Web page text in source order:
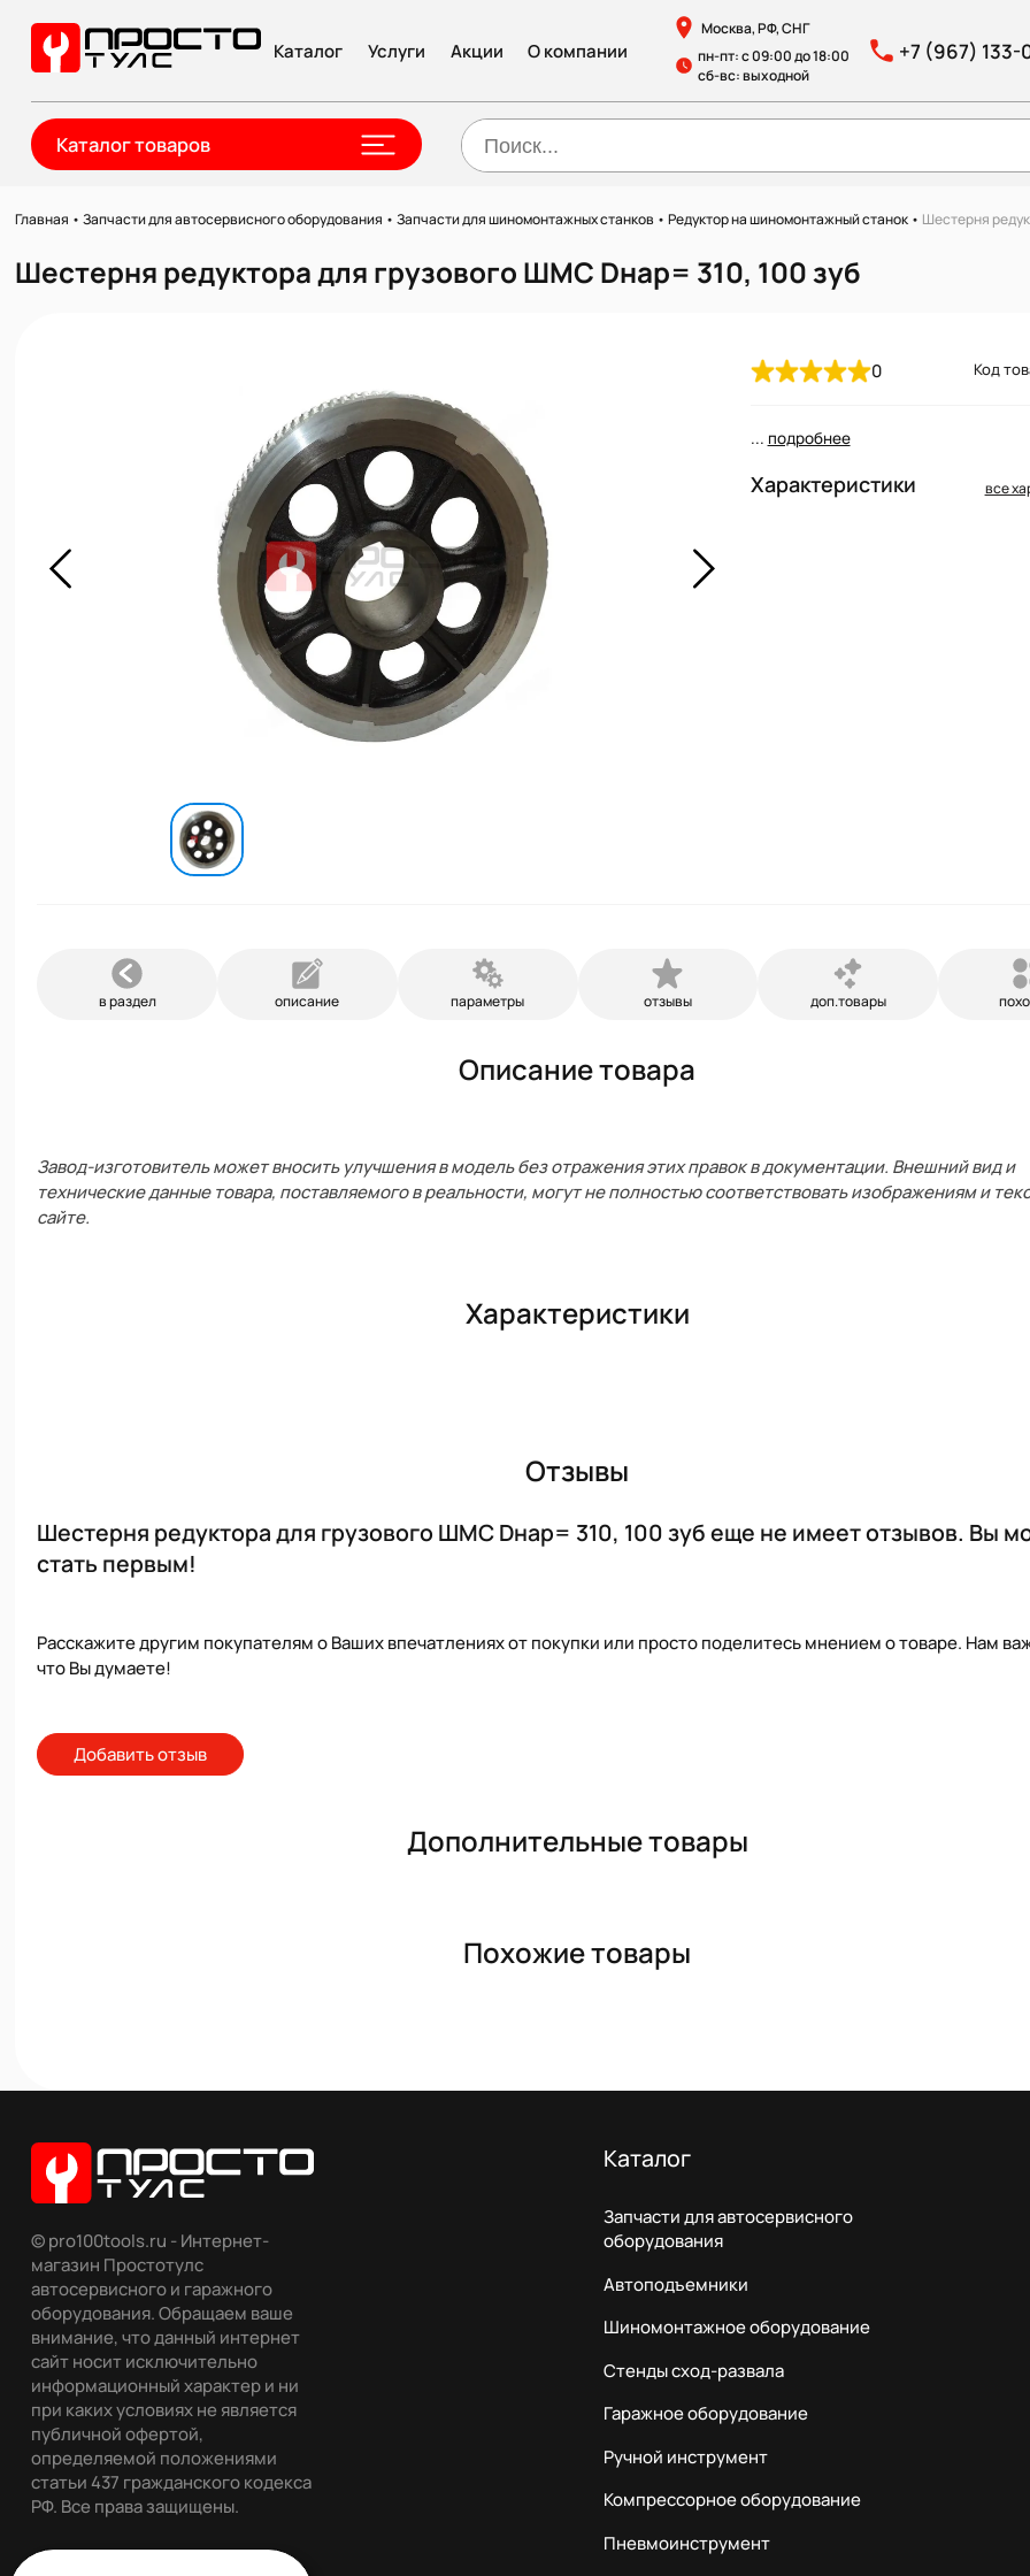
Каталог Услуги Акции О компании
Москва, РФ, СНГ
пн-пт: с 09:00 до 18:00
сб-вс: выходной
+7 (967) 133-
Каталог товаров
Главная •Запчасти для автосервисного оборудования •Запчасти для шиномонтажных станков •Редуктор на шиномонтажный станок • Шестерня
Шестерня редуктора для грузового ШМС Dнар= 310, 100 зуб
0 Код
... подробнее
Характеристики все
в раздел описание параметры отзывы доп.товары
Описание товара
Завод-изготовитель может вносить улучшения в модель без отражения этих правок в документации. Внешний вид и
технические данные товара, поставляемого в реальности, могут не полностью соответствовать изображениям и
сайте.
Характеристики
Отзывы
Шестерня редуктора для грузового ШМС Dнар= 310, 100 зуб еще не имеет отзывов. Вы
стать первым!
Расскажите другим покупателям о Ваших впечатлениях от покупки или просто поделитесь мнением о товаре. Нам
что Вы думаете!
Добавить отзыв
Дополнительные товары
Похожие товары
© pro100tools.ru - Интернет-
магазин Простотулс
автосервисного и гаражного
оборудования. Обращаем ваше
внимание, что данный интернет
сайт носит исключительно
информационный характер и ни
при каких условиях не является
публичной офертой,
определяемой положениями
статьи 437 гражданского кодекса
РФ. Все права защищены.
Каталог
Запчасти для автосервисного
оборудования
Автоподъемники
Шиномонтажное оборудование
Стенды сход-развала
Гаражное оборудование
Ручной инструмент
Компрессорное оборудование
Пневмоинструмент